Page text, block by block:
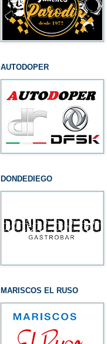
AUTODOPER
DONDEDIEGO
MARISCOS EL RUSO